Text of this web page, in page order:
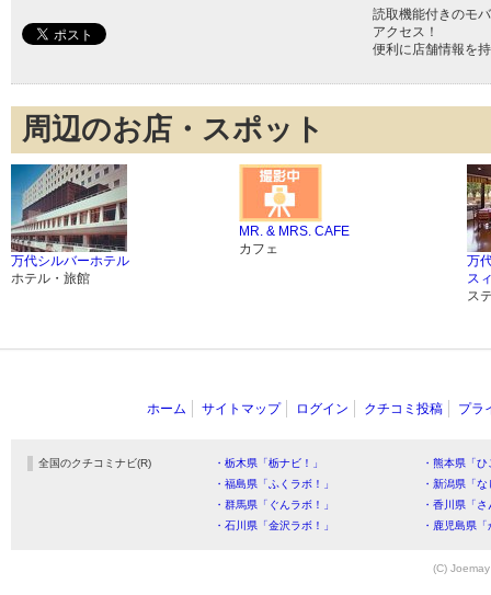
読取機能付きのモ
アクセス！
便利に店舗情報を
周辺のお店・スポット
万代シルバーホテル
ホテル・旅館
MR. & MRS. CAFE
カフェ
万
ス
ス
ホーム サイトマップ ログイン クチコミ投稿 プラ
全国のクチコミナビ(R) ・栃木県「栃ナビ！」
・熊本県「
・福島県「ふくラボ！」
・新潟県「
・群馬県「ぐんラボ！」
・香川県「
・石川県「金沢ラボ！」
・鹿児島県
(C)